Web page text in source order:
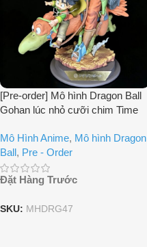
[Pre-order] Mô hình Dragon Ball
Gohan lúc nhỏ cưỡi chim Time
Mô Hình Anime, Mô hình Dragon
Ball, Pre - Order
Đặt Hàng Trước
SKU: MHDRG47